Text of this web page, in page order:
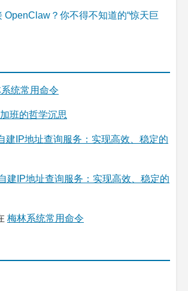
OpenClaw？你不得不知道的“惊天巨
统常用命令
班的哲学沉思
建IP地址查询服务：实现高效、稳定的
建IP地址查询服务：实现高效、稳定的
梅林系统常用命令